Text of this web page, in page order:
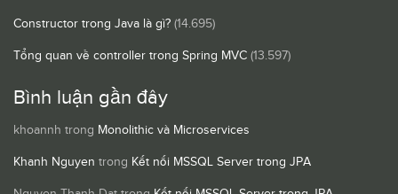
Constructor trong Java là gì? (14.695)
Tổng quan về controller trong Spring MVC (13.597)
Bình luận gần đây
khoannh trong Monolithic và Microservices
Khanh Nguyen trong Kết nối MSSQL Server trong JPA